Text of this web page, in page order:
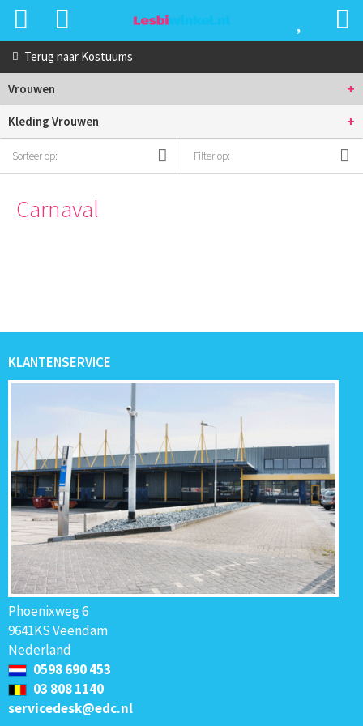
Terug naar Kostuums
Vrouwen +
Kleding Vrouwen +
Sorteer op: Filter op:
Carnaval
KLANTENSERVICE
Phoenixweg 6
9641KS Veendam
Nederland
0598 690 453
03 808 1140
servicedesk@edc.nl